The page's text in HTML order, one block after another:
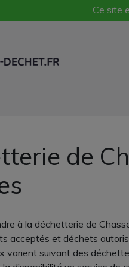
Ce site
de
à la déchetterie de
acceptés et déchets
varient suivant des